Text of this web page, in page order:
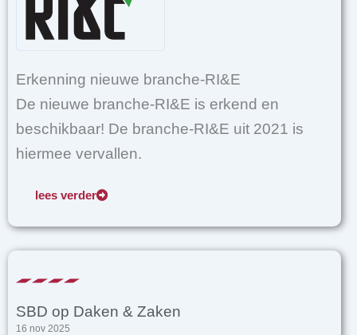
Erkenning nieuwe branche-RI&E
De nieuwe branche-RI&E is erkend en
beschikbaar! De branche-RI&E uit 2021 is
hiermee vervallen.
lees verder
SBD op Daken & Zaken
16 nov 2025